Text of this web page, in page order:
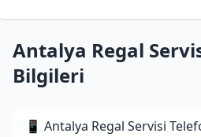
Antalya Regal
Bilgileri
📱 Antalya Regal Servisi